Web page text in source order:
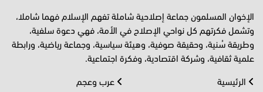
الإخوان المسلمون جماعة إصلاحية شاملة تفهم الإسلام فهما شاملا،
وتشمل فكرتهم كل نواحي الإصلاح في الأمة، فهي دعوة سلفية،
وطريقة سُنية، وحقيقة صوفية، وهيئة سياسية، وجماعة رياضية، ورابطة
علمية ثقافية، وشركة اقتصادية، وفكرة اجتماعية.
الرئيسية
عرب وعجم